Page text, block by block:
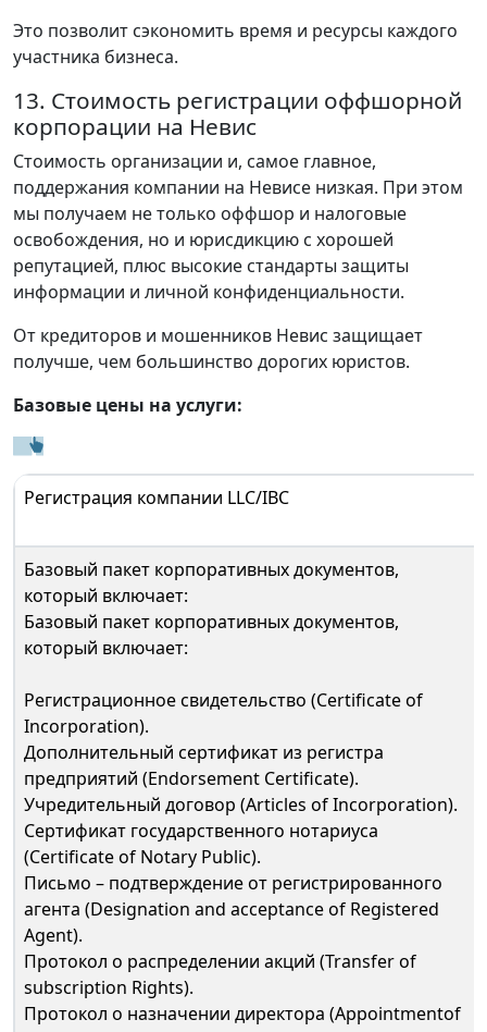
Это позволит сэкономить время и ресурсы каждого
участника бизнеса.
13. Стоимость регистрации оффшорной
корпорации на Невис
Стоимость организации и, самое главное,
поддержания компании на Невисе низкая. При этом
мы получаем не только оффшор и налоговые
освобождения, но и юрисдикцию с хорошей
репутацией, плюс высокие стандарты защиты
информации и личной конфиденциальности.
От кредиторов и мошенников Невис защищает
получше, чем большинство дорогих юристов.
Базовые цены на услуги:
Регистрация компании LLC/IBC
Базовый пакет корпоративных документов,
который включает:
Базовый пакет корпоративных документов,
который включает:
Регистрационное свидетельство (Certificate of
Incorporation).
Дополнительный сертификат из регистра
предприятий (Endorsement Certificate).
Учредительный договор (Articles of Incorporation).
Сертификат государственного нотариуса
(Certificate of Notary Public).
Письмо – подтверждение от регистрированного
агента (Designation and acceptance of Registered
Agent).
Протокол о распределении акций (Transfer of
subscription Rights).
Протокол о назначении директора (Appointmentof